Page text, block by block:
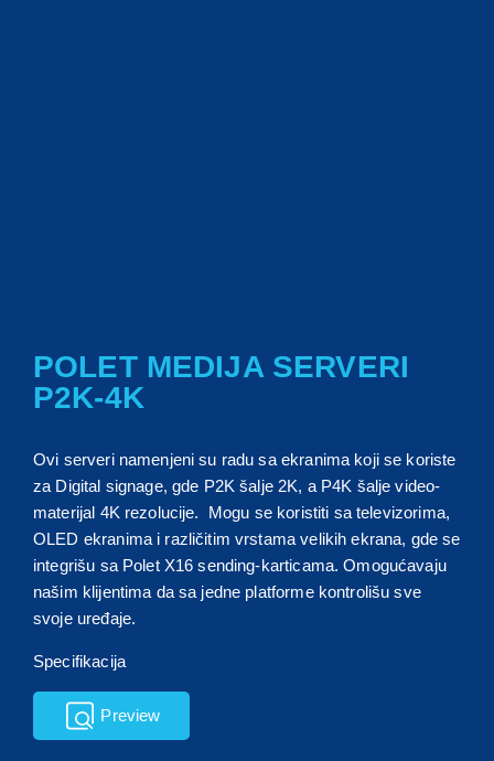
POLET MEDIJA SERVERI
P2K-4K
Ovi serveri namenjeni su radu sa ekranima koji se koriste
za Digital signage, gde P2K šalje 2K, a P4K šalje video-
materijal 4K rezolucije. Mogu se koristiti sa televizorima,
OLED ekranima i različitim vrstama velikih ekrana, gde se
integrišu sa Polet X16 sending-karticama. Omogućavaju
našim klijentima da sa jedne platforme kontrolišu sve
svoje uređaje.
Specifikacija
Preview